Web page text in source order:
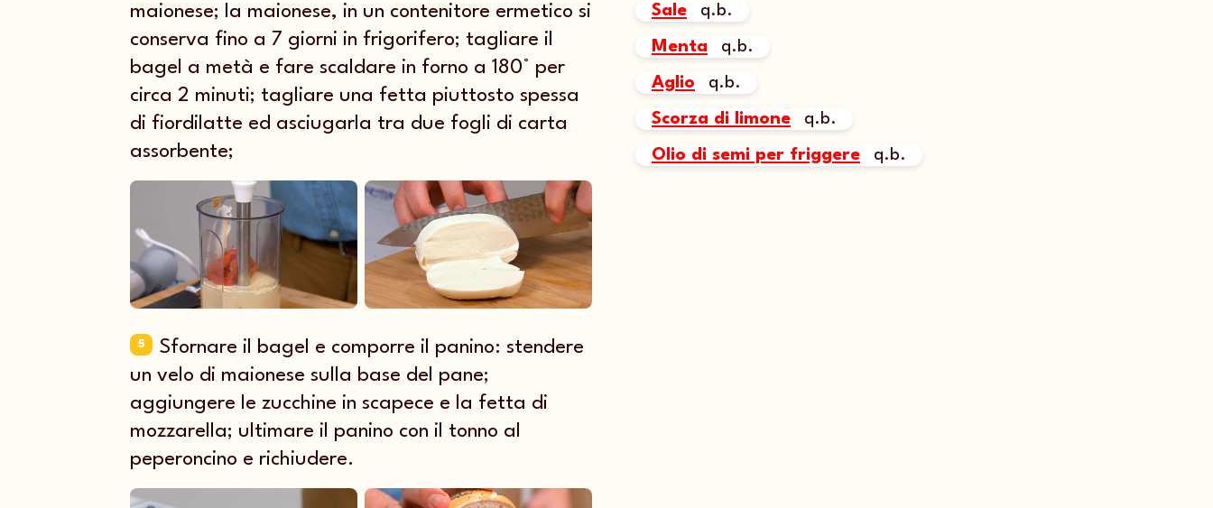
maionese; la maionese, in un contenitore ermetico si
conserva fino a 7 giorni in frigorifero; tagliare il
bagel a metà e fare scaldare in forno a 180° per
circa 2 minuti; tagliare una fetta piuttosto spessa
di fiordilatte ed asciugarla tra due fogli di carta
assorbente;
5
Sfornare il bagel e comporre il panino: stendere
un velo di maionese sulla base del pane;
aggiungere le zucchine in scapece e la fetta di
mozzarella; ultimare il panino con il tonno al
peperoncino e richiudere.
Sale
q.b.
Menta
q.b.
Aglio
q.b.
Scorza di limone
q.b.
Olio di semi per friggere
q.b.